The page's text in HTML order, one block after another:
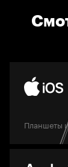
Планшеты